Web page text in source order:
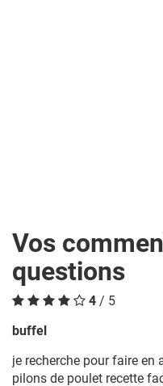
Vos
questions
4 / 5
buffel
je recherche pour faire en
pilons de poulet recette